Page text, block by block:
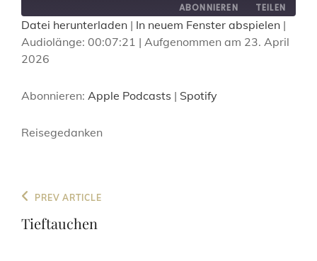
ABONNIEREN TEILEN
Apple Podcasts Spotify
TEILEN
EMBED
Datei herunterladen | In neuem Fenster abspielen |
Audiolänge: 00:07:21 | Aufgenommen am 23. April
2026
Abonnieren: Apple Podcasts | Spotify
Reisegedanken
Beitragsnavigation
Previous
Post
PREV ARTICLE
Tieftauchen